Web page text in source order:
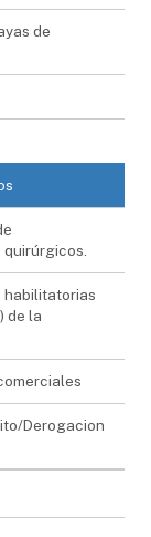
de
habilitatorias
de la
Derogacion